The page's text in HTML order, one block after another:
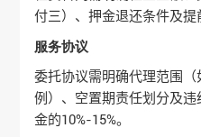
付三）、押金退还条件及提
服务协议
委托协议需明确代理范围
例）、空置期责任划分及
金的10%-15%‌。